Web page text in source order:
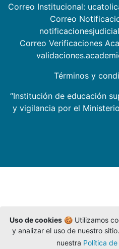
Correo Institucional:
Correo
Correo Verificaciones
Términos y
“Institución de educación
y vigilancia por el
Uso de cookies 🍪 Utilizamos
y analizar el uso de nuestro
nuestra Política